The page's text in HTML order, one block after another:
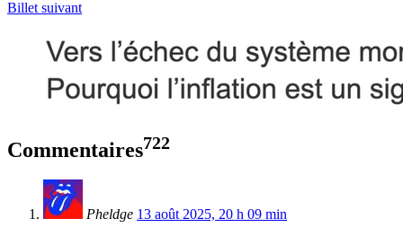
Billet suivant
Commentaires722
Pheldge 13 août 2025, 20 h 09 min